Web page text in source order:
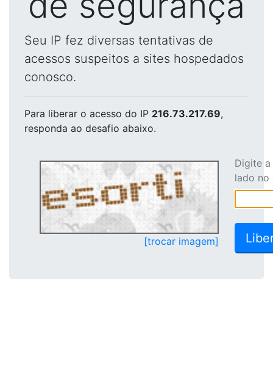
Seu IP fez diversas tentativas de
acessos suspeitos a sites hospedados
conosco.
Para liberar o acesso do IP 216.73.217.69,
responda ao desafio abaixo.
[trocar imagem]
Digite
lado no